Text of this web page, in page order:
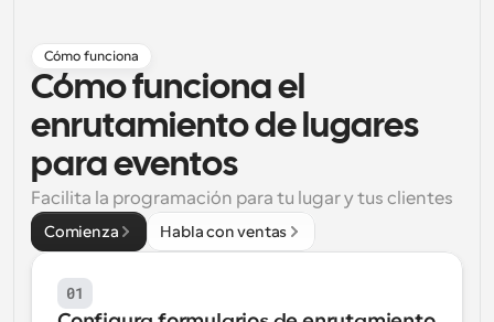
Programación potenciadda con llamadas
impulsadas por IA
Automatiza la programación y los recordatorios
Blog
Mantente al día con las últimas noticias y
Reuniones Instantáneas
Reúnete con clientes en minutos
Reserva reuniones de forma fluida con varias personas
Cómo funciona
Cómo funciona el
enrutamiento de lugares
para eventos
Facilita la programación para tu lugar y tus clientes
Comienza Habla con ventas
01